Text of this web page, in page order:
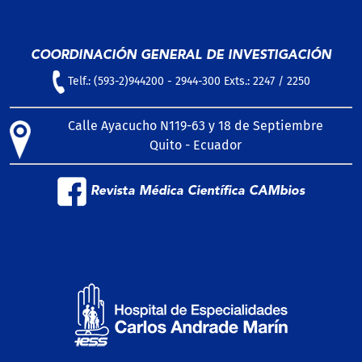
COORDINACIÓN GENERAL DE INVESTIGACIÓN
Telf.: (593-2)944200 - 2944-300 Exts.: 2247 / 2250
Calle Ayacucho N119-63 y 18 de Septiembre
Quito - Ecuador
Revista Médica Científica CAMbios